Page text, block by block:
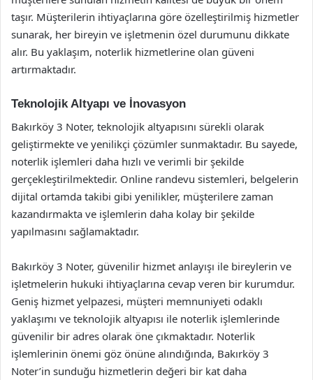
taşır. Müşterilerin ihtiyaçlarına göre özelleştirilmiş hizmetler
sunarak, her bireyin ve işletmenin özel durumunu dikkate
alır. Bu yaklaşım, noterlik hizmetlerine olan güveni
artırmaktadır.
Teknolojik Altyapı ve İnovasyon
Bakırköy 3 Noter, teknolojik altyapısını sürekli olarak
geliştirmekte ve yenilikçi çözümler sunmaktadır. Bu sayede,
noterlik işlemleri daha hızlı ve verimli bir şekilde
gerçekleştirilmektedir. Online randevu sistemleri, belgelerin
dijital ortamda takibi gibi yenilikler, müşterilere zaman
kazandırmakta ve işlemlerin daha kolay bir şekilde
yapılmasını sağlamaktadır.
Bakırköy 3 Noter, güvenilir hizmet anlayışı ile bireylerin ve
işletmelerin hukuki ihtiyaçlarına cevap veren bir kurumdur.
Geniş hizmet yelpazesi, müşteri memnuniyeti odaklı
yaklaşımı ve teknolojik altyapısı ile noterlik işlemlerinde
güvenilir bir adres olarak öne çıkmaktadır. Noterlik
işlemlerinin önemi göz önüne alındığında, Bakırköy 3
Noter’in sunduğu hizmetlerin değeri bir kat daha